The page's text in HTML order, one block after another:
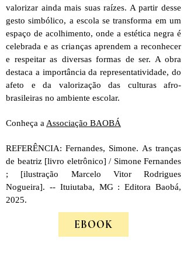
valorizar ainda mais suas raízes. A partir desse
gesto simbólico, a escola se transforma em um
espaço de acolhimento, onde a estética negra é
celebrada e as crianças aprendem a reconhecer
e respeitar as diversas formas de ser. A obra
destaca a importância da representatividade, do
afeto e da valorização das culturas afro-
brasileiras no ambiente escolar.
Conheça a Associação BAOBÁ
REFERÊNCIA: Fernandes, Simone. As tranças
de beatriz [livro eletrônico] / Simone Fernandes
; [ilustração Marcelo Vitor Rodrigues
Nogueira]. -- Ituiutaba, MG : Editora Baobá,
2025.
EBOOK